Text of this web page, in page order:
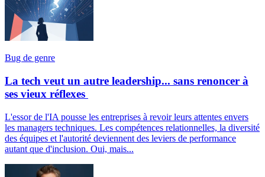
Bug de genre
La tech veut un autre leadership... sans renoncer à
ses vieux réflexes
L'essor de l'IA pousse les entreprises à revoir leurs attentes envers
les managers techniques. Les compétences relationnelles, la diversité
des équipes et l'autorité deviennent des leviers de performance
autant que d'inclusion. Oui, mais...